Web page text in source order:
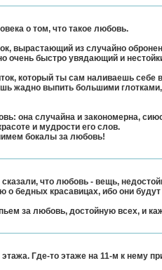
о том, что такое любовь.
вырастающий из случайно
очень быстро увядающий и
который ты сам наливаешь
жадно выпить большими
она случайна и закономерна,
и мудрости его слов.
бокалы за любовь!
что любовь - вещь,
о бедных красавицах, ибо они
за любовь, достойную всех, и
этажа. Где-то этаже на 11-м к нему